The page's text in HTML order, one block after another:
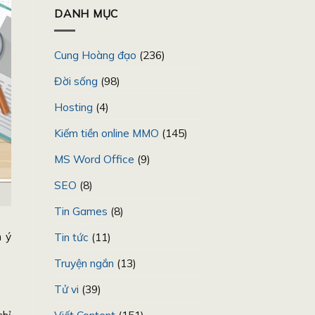
ý
DANH MỤC
Cung Hoàng đạo (236)
Đời sống (98)
Hosting (4)
Kiếm tiền online MMO (145)
MS Word Office (9)
SEO (8)
Tin Games (8)
Tin tức (11)
Truyện ngắn (13)
Tử vi (39)